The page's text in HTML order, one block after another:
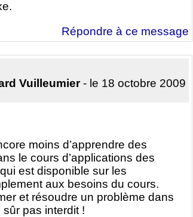
Répondre à ce message
Vuilleumier- le 18 octobre 2009
moins d’apprendre des
le cours d’applications des
est disponible sur les
aux besoins du cours.
et résoudre un problème dans
sûr pas interdit !